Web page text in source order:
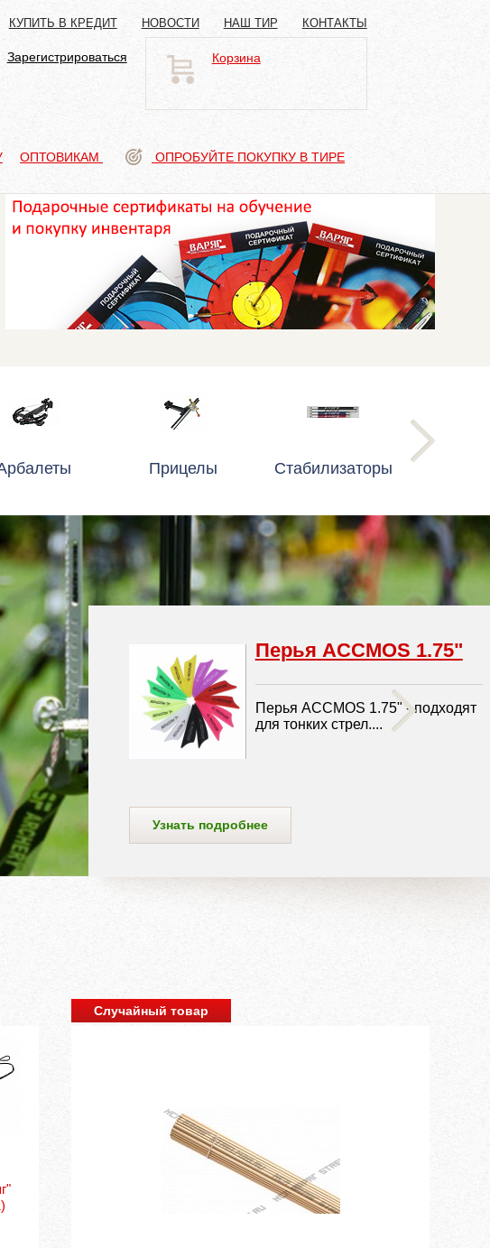
КУПИТЬ В КРЕДИТ НОВОСТИ НАШ ТИР КОНТАКТЫ
Зарегистрироваться Корзина
ОПТОВИКАМ ОПРОБУЙТЕ ПОКУПКУ В ТИРЕ
Прицелы Стабилизаторы
Перья ACCMOS 1.75"
Перья ACCMOS 1.75" - подходят
для тонких стрел....
подробнее
Случайный товар